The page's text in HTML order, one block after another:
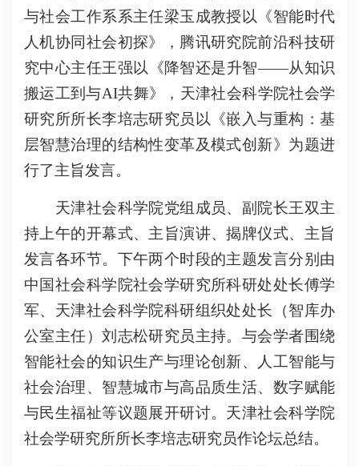
与社会工作系系主任梁玉成教授以《智能时代
人机协同社会初探》，腾讯研究院前沿科技研
究中心主任王强以《降智还是升智——从知识
搬运工到与AI共舞》，天津社会科学院社会学
研究所所长李培志研究员以《嵌入与重构：基
层智慧治理的结构性变革及模式创新》为题进
行了主旨发言。
天津社会科学院党组成员、副院长王双主
持上午的开幕式、主旨演讲、揭牌仪式、主旨
发言各环节。下午两个时段的主题发言分别由
中国社会科学院社会学研究所科研处处长傅学
军、天津社会科学院科研组织处处长（智库办
公室主任）刘志松研究员主持。与会学者围绕
智能社会的知识生产与理论创新、人工智能与
社会治理、智慧城市与高品质生活、数字赋能
与民生福祉等议题展开研讨。天津社会科学院
社会学研究所所长李培志研究员作论坛总结。